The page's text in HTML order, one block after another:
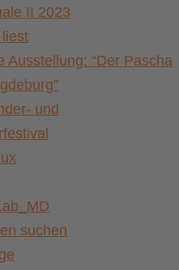
II 2023
Ausstellung: “Der Pascha
und
suchen